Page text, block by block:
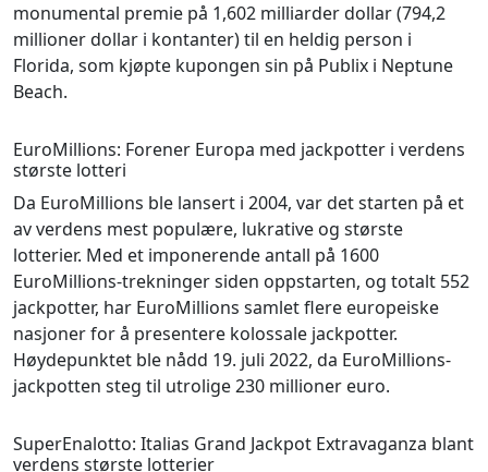
monumental premie på 1,602 milliarder dollar (794,2
millioner dollar i kontanter) til en heldig person i
Florida, som kjøpte kupongen sin på Publix i Neptune
Beach.
EuroMillions: Forener Europa med jackpotter i verdens
største lotteri
Da EuroMillions ble lansert i 2004, var det starten på et
av verdens mest populære, lukrative og største
lotterier. Med et imponerende antall på 1600
EuroMillions-trekninger siden oppstarten, og totalt 552
jackpotter, har EuroMillions samlet flere europeiske
nasjoner for å presentere kolossale jackpotter.
Høydepunktet ble nådd 19. juli 2022, da EuroMillions-
jackpotten steg til utrolige 230 millioner euro.
SuperEnalotto: Italias Grand Jackpot Extravaganza blant
verdens største lotterier